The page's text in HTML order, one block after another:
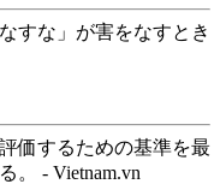
すな」が害をなすとき
価するための基準を最
。 - Vietnam.vn